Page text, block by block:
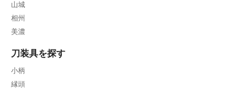
山城
相州
美濃
刀装具を探す
小柄
縁頭